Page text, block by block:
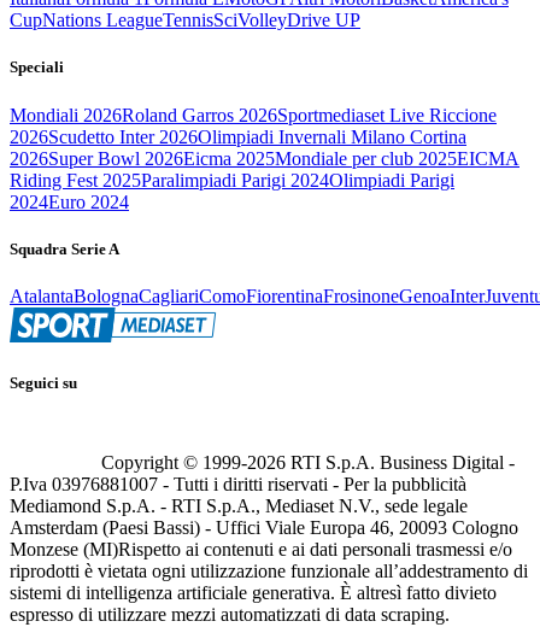
CupNations LeagueTennisSciVolleyDrive UP
Speciali
Mondiali 2026Roland Garros 2026Sportmediaset Live Riccione
2026Scudetto Inter 2026Olimpiadi Invernali Milano Cortina
2026Super Bowl 2026Eicma 2025Mondiale per club 2025EICMA
Riding Fest 2025Paralimpiadi Parigi 2024Olimpiadi Parigi
2024Euro 2024
Squadra Serie A
AtalantaBolognaCagliariComoFiorentinaFrosinoneGenoaInter
Seguici su
Copyright © 1999-2026 RTI S.p.A. Business Digital -
P.Iva 03976881007 - Tutti i diritti riservati - Per la pubblicità
Mediamond S.p.A. - RTI S.p.A., Mediaset N.V., sede legale
Amsterdam (Paesi Bassi) - Uffici Viale Europa 46, 20093 Cologno
Monzese (MI)Rispetto ai contenuti e ai dati personali trasmessi e/o
riprodotti è vietata ogni utilizzazione funzionale all’addestramento di
sistemi di intelligenza artificiale generativa. È altresì fatto divieto
espresso di utilizzare mezzi automatizzati di data scraping.